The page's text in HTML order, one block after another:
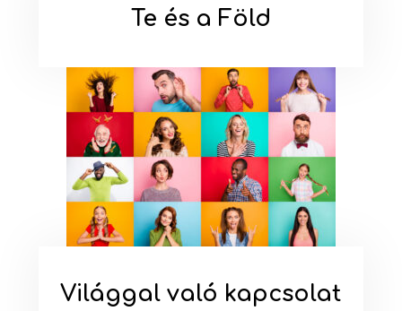
Te és a Föld
Világgal való kapcsolat